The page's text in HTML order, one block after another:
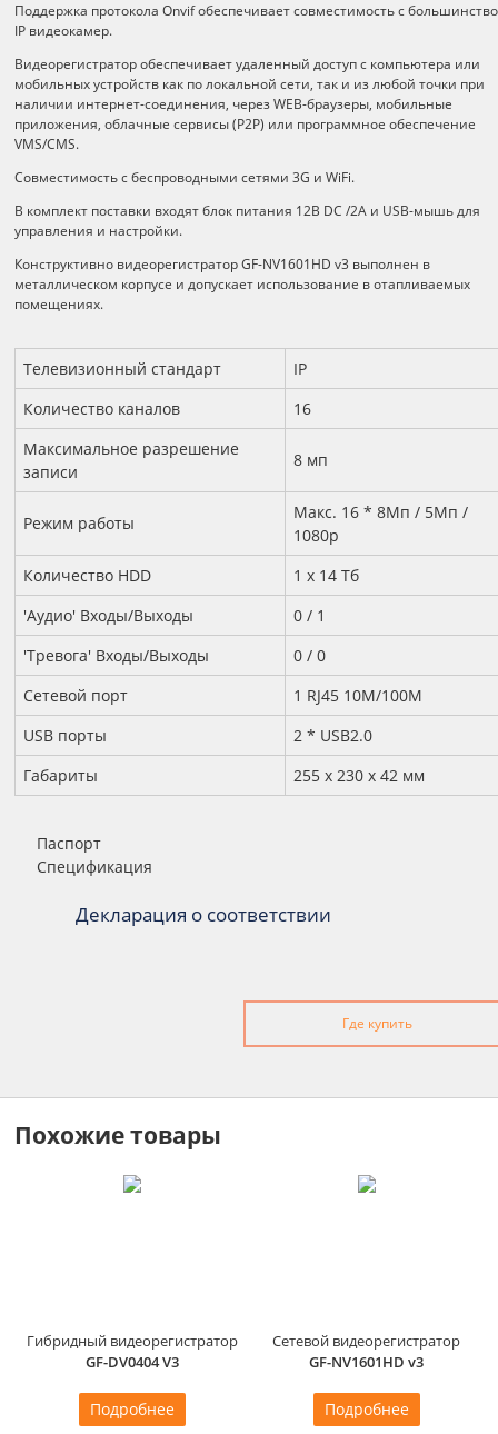
Поддержка протокола Onvif обеспечивает совместимость с
IP видеокамер.
Видеорегистратор обеспечивает удаленный доступ с компьютера или
мобильных устройств как по локальной сети, так и из любой точки при
наличии интернет-соединения, через WEB-браузеры, мобильные
приложения, облачные сервисы (P2P) или программное обеспечение
VMS/CMS.
Совместимость с беспроводными сетями 3G и WiFi.
В комплект поставки входят блок питания 12В DC /2А и USB-мышь для
управления и настройки.
Конструктивно видеорегистратор GF-NV1601HD v3 выполнен в
металлическом корпусе и допускает использование в отапливаемых
помещениях.
Технические характеристики
Телевизионный стандарт
IP
Количество каналов
16
Максимальное разрешение
записи
8 мп
Режим работы
Макс. 16 * 8Mп / 5Мп /
1080р
Количество HDD
1 х 14 Тб
'Аудио' Входы/Выходы
0 / 1
'Тревога' Входы/Выходы
0 / 0
Сетевой порт
1 RJ45 10M/100M
USB порты
2 * USB2.0
Габариты
255 x 230 x 42 мм
Паспорт
Спецификация
Декларация о соответствии
Где купить
Похожие товары
Гибридный видеорегистратор
GF-DV0404 V3
Подробнее
Сетевой видеорегистратор
GF-NV1601HD v3
Подробнее